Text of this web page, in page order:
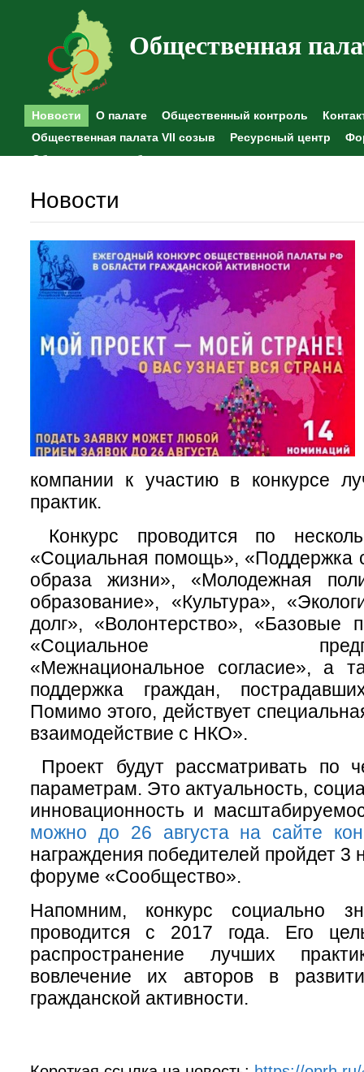
Общественная
Новости О палате Общественный контроль
Общественная палата VII созыв
Ресурсный центр
Общественные наблюдения
Новости
компании к участию в конкурсе
практик.
Конкурс проводится по
«Социальная помощь», «Поддержка
образа жизни», «Молодежная
образование», «Культура»,
долг», «Волонтерство», «Базовые
«Социальное
«Межнациональное согласие», а
поддержка граждан,
Помимо этого, действует
взаимодействие с НКО».
Проект будут рассматривать по
параметрам. Это актуальность,
инновационность и
можно до 26 августа на сайте
награждения победителей пройдет 3
форуме «Сообщество».
Напомним, конкурс социально
проводится с 2017 года. Его
распространение лучших
вовлечение их авторов в
гражданской активности.